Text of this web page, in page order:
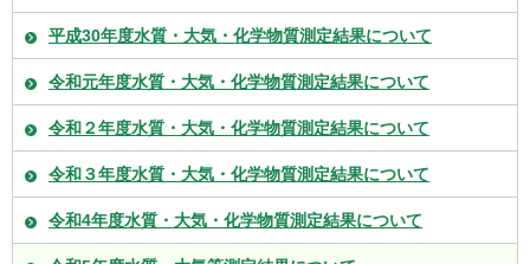
平成30年度水質・大気・化学物質測定結果について
令和元年度水質・大気・化学物質測定結果について
令和２年度水質・大気・化学物質測定結果について
令和３年度水質・大気・化学物質測定結果について
令和4年度水質・大気・化学物質測定結果について